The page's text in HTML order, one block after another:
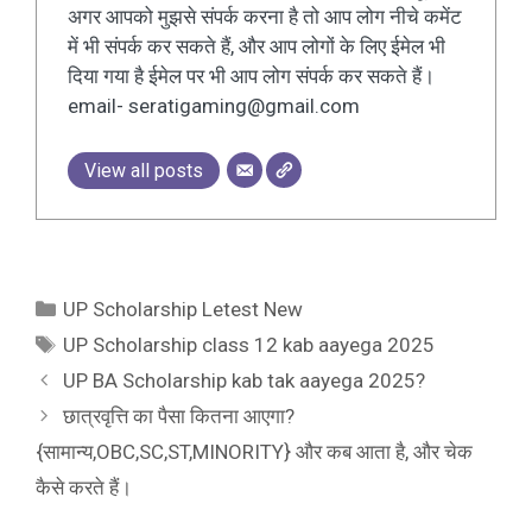
अगर आपको मुझसे संपर्क करना है तो आप लोग नीचे कमेंट
में भी संपर्क कर सकते हैं, और आप लोगों के लिए ईमेल भी
दिया गया है ईमेल पर भी आप लोग संपर्क कर सकते हैं।
email- seratigaming@gmail.com
View all posts
Categories
UP Scholarship Letest New
Tags
UP Scholarship class 12 kab aayega 2025
UP BA Scholarship kab tak aayega 2025?
छात्रवृत्ति का पैसा कितना आएगा?
{सामान्य,OBC,SC,ST,MINORITY} और कब आता है, और चेक
कैसे करते हैं।